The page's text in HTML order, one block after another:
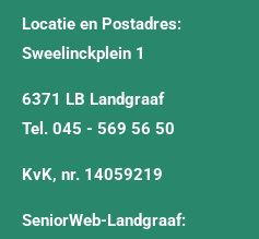
Locatie en Postadres:
Sweelinckplein 1
6371 LB Landgraaf
Tel. 045 - 569 56
KvK, nr. 14059219
SeniorWeb-Landgraaf: